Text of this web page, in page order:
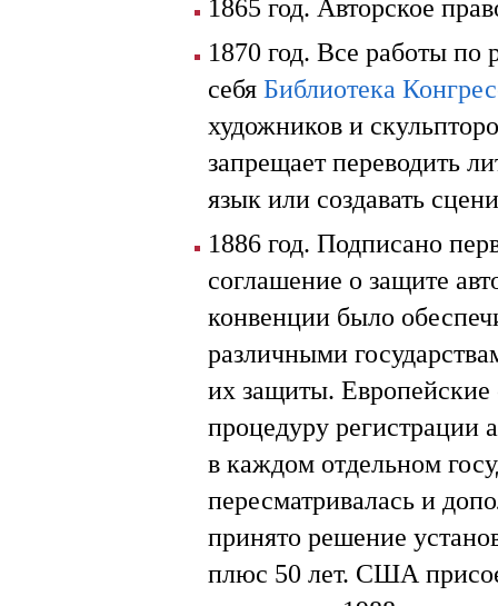
1865 год. Авторское
1870 год. Все работы по
себя Библиотека
художников и
запрещает переводить
язык или создавать
1886 год. Подписано
соглашение о защите
конвенции было
различными
их защиты. Европейские
процедуру регистрации
в каждом отдельном
пересматривалась и
принято решение
плюс 50 лет. США